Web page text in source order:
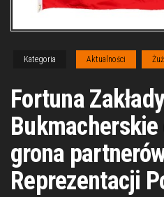
Kategoria Aktualności
Fortuna
Bukmacherskie
grona
Reprezentacji